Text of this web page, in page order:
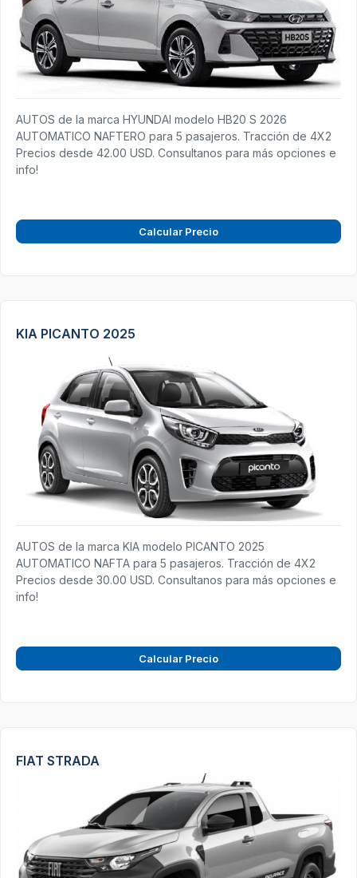
AUTOS de la marca HYUNDAI modelo HB20 S 2026
AUTOMATICO NAFTERO para 5 pasajeros. Tracción de 4X2
Precios desde 42.00 USD. Consultanos para más opciones e
info!
Calcular Precio
KIA PICANTO 2025
AUTOS de la marca KIA modelo PICANTO 2025
AUTOMATICO NAFTA para 5 pasajeros. Tracción de 4X2
Precios desde 30.00 USD. Consultanos para más opciones e
info!
Calcular Precio
FIAT STRADA